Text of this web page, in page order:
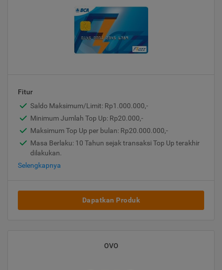
Fitur
Saldo Maksimum/Limit: Rp1.000.000,-
Minimum Jumlah Top Up: Rp20.000,-
Maksimum Top Up per bulan: Rp20.000.000,-
Masa Berlaku: 10 Tahun sejak transaksi Top Up terakhir
dilakukan.
Selengkapnya
Dapatkan Produk
OVO